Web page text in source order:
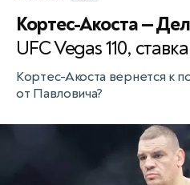
Кортес-Акоста —
UFC Vegas 110,
Кортес-Акоста вернется к
от Павловича?